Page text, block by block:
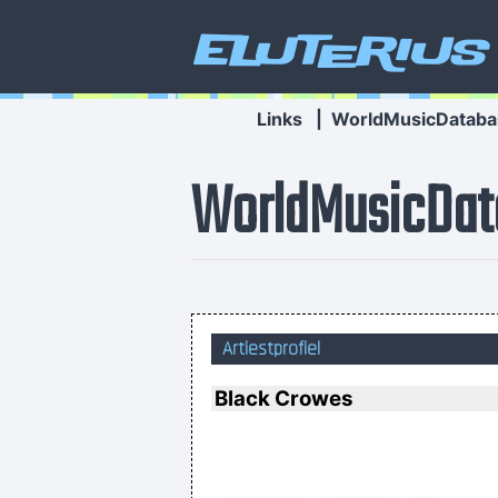
Eluterius
Links
I go to a very visual
Artiestprofiel
Black Crowes